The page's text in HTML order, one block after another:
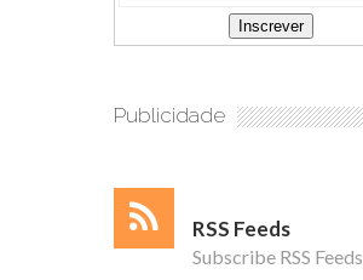
Publicidade
RSS Feeds
Subscribe RSS Feeds